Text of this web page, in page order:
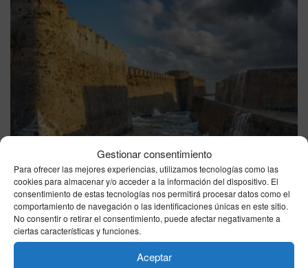
Gestionar consentimiento
Para ofrecer las mejores experiencias, utilizamos tecnologías como las
cookies para almacenar y/o acceder a la información del dispositivo. El
consentimiento de estas tecnologías nos permitirá procesar datos como el
comportamiento de navegación o las identificaciones únicas en este sitio.
No consentir o retirar el consentimiento, puede afectar negativamente a
ciertas características y funciones.
Aceptar
CEUTA
El tiempo en Ceuta hoy, domingo 9 de agosto: la
AEMET marca cielo poco nuboso, 29°C de
máxima y viento SE de 15 km/h
09/08/2026